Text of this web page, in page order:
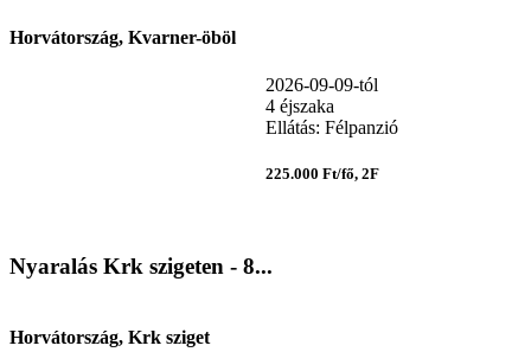
Horvátország, Kvarner-öböl
2026-09-09-tól
4 éjszaka
Ellátás: Félpanzió
225.000 Ft/fő, 2F
Nyaralás Krk szigeten - 8...
Horvátország, Krk sziget